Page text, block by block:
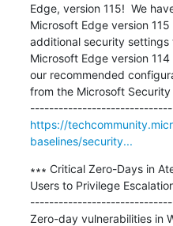
Edge, version 115!  We
Microsoft Edge version
additional security
Microsoft Edge version
our recommended
from the Microsoft
https://
baselines/security...
∗∗∗ Critical Zero-Days in
Users to Privilege
Zero-day vulnerabilities in